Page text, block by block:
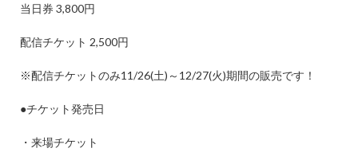
当日券 3,800円
配信チケット 2,500円
※配信チケットのみ11/26(土) ～ 12/27(火)期間の販売です！
●チケット発売日
・来場チケット